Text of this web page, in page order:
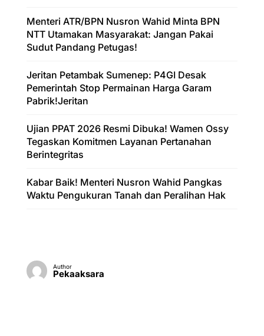
Menteri ATR/BPN Nusron Wahid Minta BPN
NTT Utamakan Masyarakat: Jangan Pakai
Sudut Pandang Petugas!
Jeritan Petambak Sumenep: P4GI Desak
Pemerintah Stop Permainan Harga Garam
Pabrik!Jeritan
Ujian PPAT 2026 Resmi Dibuka! Wamen Ossy
Tegaskan Komitmen Layanan Pertanahan
Berintegritas
Kabar Baik! Menteri Nusron Wahid Pangkas
Waktu Pengukuran Tanah dan Peralihan Hak
Author
Pekaaksara